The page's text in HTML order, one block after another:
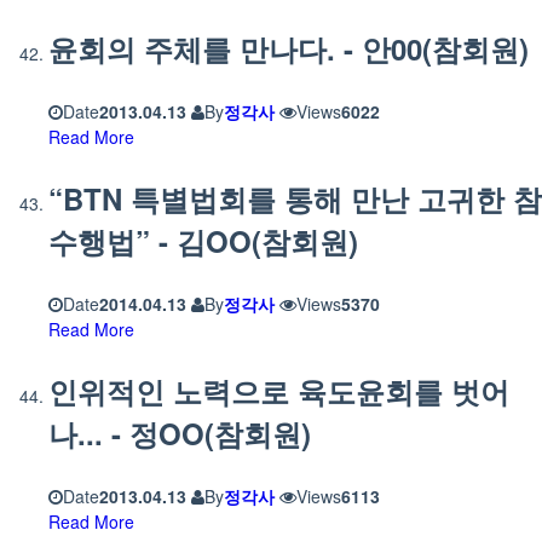
윤회의 주체를 만나다. - 안00(참회원)
Date2013.04.13 By정각사 Views6022
Read More
“BTN 특별법회를 통해 만난 고귀한 참
수행법” - 김OO(참회원)
Date2014.04.13 By정각사 Views5370
Read More
인위적인 노력으로 육도윤회를 벗어
나... - 정OO(참회원)
Date2013.04.13 By정각사 Views6113
Read More